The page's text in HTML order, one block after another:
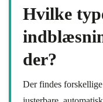
Hvilke
der?
Der findes